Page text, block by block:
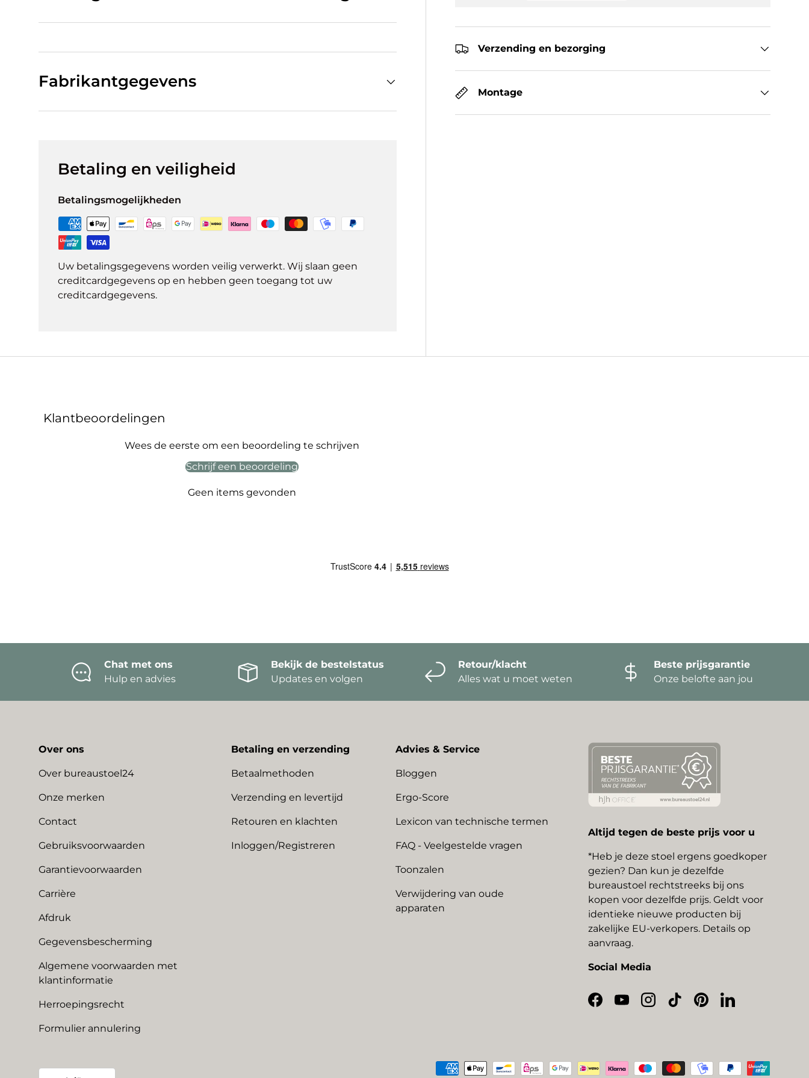
Verzending en bezorging
Montage
Fabrikantgegevens
Betaling en veiligheid
Betalingsmogelijkheden
Uw betalingsgegevens worden veilig verwerkt. Wij slaan geen
creditcardgegevens op en hebben geen toegang tot uw
creditcardgegevens.
Klantbeoordelingen
Wees de eerste om een beoordeling te schrijven
Schrijf een beoordeling
Geen items gevonden
Chat met ons
Hulp en advies
Bekijk de bestelstatus
Updates en volgen
Retour/klacht
Alles wat u moet weten
Beste prijsgarantie
Onze belofte aan jou
Over ons
Over bureaustoel24
Onze merken
Contact
Gebruiksvoorwaarden
Garantievoorwaarden
Carrière
Afdruk
Gegevensbescherming
Algemene voorwaarden met
klantinformatie
Herroepingsrecht
Formulier annulering
Betaling en verzending
Betaalmethoden
Verzending en levertijd
Retouren en klachten
Inloggen/Registreren
Advies & Service
Bloggen
Ergo-Score
Lexicon van technische termen
FAQ - Veelgestelde vragen
Toonzalen
Verwijdering van oude
apparaten
Altijd tegen de beste prijs voor u
*Heb je deze stoel ergens goedkoper
gezien? Dan kun je dezelfde
bureaustoel rechtstreeks bij ons
kopen voor dezelfde prijs. Geldt voor
identieke nieuwe producten bij
zakelijke EU-verkopers. Details op
aanvraag.
Social Media
Facebook
YouTubeInstagram
TikTokPinterestLinkedIn
Geaccepteerde betaalmethoden